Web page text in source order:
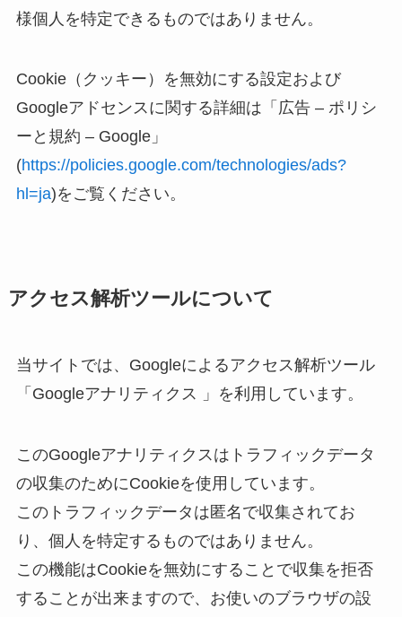
様個人を特定できるものではありません。
Cookie（クッキー）を無効にする設定および
Googleアドセンスに関する詳細は「広告 – ポリシ
ーと規約 – Google」
(https://policies.google.com/technologies/ads?
hl=ja)をご覧ください。
アクセス解析ツールについて
当サイトでは、Googleによるアクセス解析ツール
「Googleアナリティクス 」を利用しています。
このGoogleアナリティクスはトラフィックデータ
の収集のためにCookieを使用しています。
このトラフィックデータは匿名で収集されてお
り、個人を特定するものではありません。
この機能はCookieを無効にすることで収集を拒否
することが出来ますので、お使いのブラウザの設